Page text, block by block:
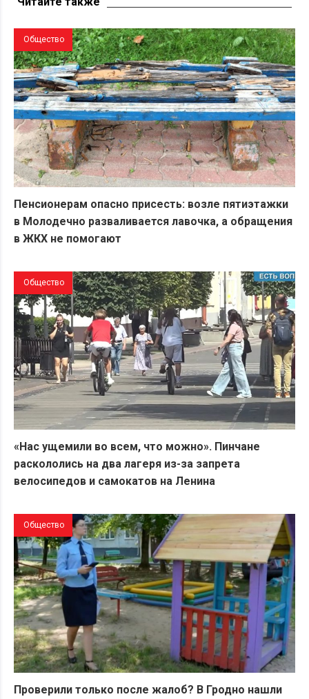
Общество
Пенсионерам опасно присесть: возле пятиэтажки
в Молодечно разваливается лавочка, а обращения
в ЖКХ не помогают
Общество
«Нас ущемили во всем, что можно». Пинчане
раскололись на два лагеря из-за запрета
велосипедов и самокатов на Ленина
Общество
Проверили только после жалоб? В Гродно нашли